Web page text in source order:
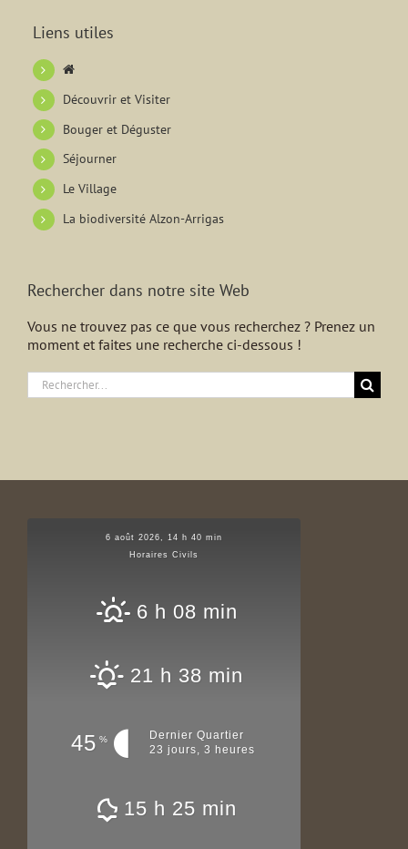
Liens utiles
Découvrir et Visiter
Bouger et Déguster
Séjourner
Le Village
La biodiversité Alzon-Arrigas
Rechercher dans notre site Web
Vous ne trouvez pas ce que vous recherchez ? Prenez un
moment et faites une recherche ci-dessous !
Rechercher:
6 août 2026, 14 h 40 min
Horaires Civils
6 h 08 min
21 h 38 min
45 %
Dernier Quartier
23 jours, 3 heures
15 h 25 min